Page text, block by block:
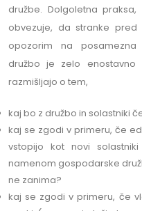
družbe. Dolgoletna
obvezuje, da stranke pred
opozorim na posamezna
družbo je zelo
razmišljajo o tem,
kaj bo z družbo in solastniki
kaj se zgodi v primeru, če
vstopijo kot novi
namenom gospodarske
ne zanima?
kaj se zgodi v primeru, če